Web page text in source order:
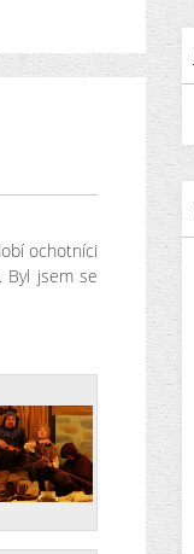
ochotníci
. Byl jsem se